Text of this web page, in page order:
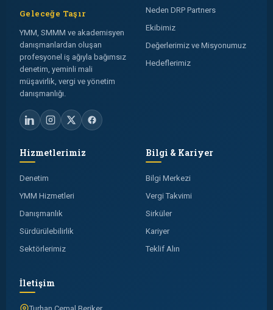
Geleceğe Taşır
YMM, SMMM ve akademisyen
danışmanlardan oluşan
profesyonel iş ağıyla bağımsız
denetim, yeminli mali
müşavirlik, vergi ve yönetim
danışmanlığı.
Neden DRP Partners
Ekibimiz
Değerlerimiz ve Misyonumuz
Hedeflerimiz
Hizmetlerimiz
Denetim
YMM Hizmetleri
Danışmanlık
Sürdürülebilirlik
Sektörlerimiz
Bilgi & Kariyer
Bilgi Merkezi
Vergi Takvimi
Sirküler
Kariyer
Teklif Alın
İletişim